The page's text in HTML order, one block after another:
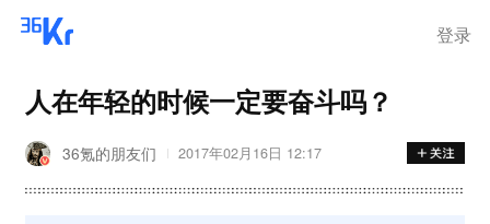
登录
人在年轻的时候一定要奋斗吗？
36氪的朋友们 2017年02月16日 12:17